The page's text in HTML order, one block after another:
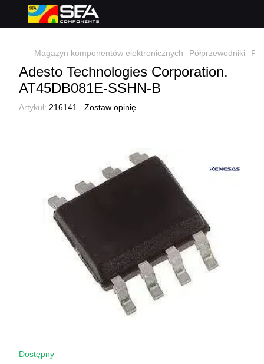
Magazyn komponentów elektronicznych Półprzewodniki
Adesto Technologies Corporation.
AT45DB081E-SSHN-B
Artykuł: 216141 Zostaw opinię
Dostępny